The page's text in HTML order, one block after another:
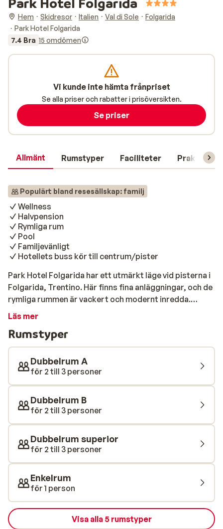
Hem Skidresor Italien Val di Sole
Folgarida
Park Hotel Folgarida
7.4 Bra 15 omdömen
Allmänt Rumstyper Faciliteter Praktisk
Populärt bland resesällskap: familj
Wellness
Halvpension
Rymliga rum
Pool
Familjevänligt
Hotellets buss kör till centrum/pister
Park Hotel Folgarida har ett utmärkt läge vid pisterna i
Folgarida, Trentino. Här finns fina anläggningar, och de
rymliga rummen är vackert och modernt inredda.
Hotellet har ett bra utbud av wellness-anläggningar
möjlighet att boka skönhetsbehandlingar (kostar
extra). Rummen är rymmliga och mysigt inredda med
sovplats för upp till fyra personer. Morgon och kväll
kan du njuta av måltiderna som inår i hotellets
halvpension. Hotellet har ett stort lekrum med bland
annat bollhav och precis utanför hotellet finns ett
övningsområde för de som inte är så säkra på sin
skidåkning, vilket gör Park Hotel Folgarida särskilt
Läs mer
Rumstyper
Dubbelrum A
för 2 till 3 personer
Dubbelrum B
för 2 till 3 personer
Dubbelrum superior
för 2 till 3 personer
Enkelrum
för 1 person
Visa alla 5 rumstyper
Vi kunde inte hämta frånpriset
Se alla priser och rabatter i prisöversikten.
Se priser